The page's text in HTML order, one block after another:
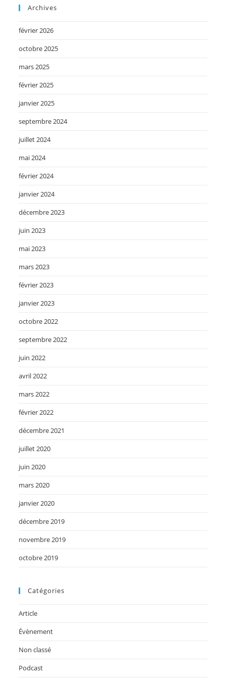
Archives
février 2026
octobre 2025
mars 2025
février 2025
janvier 2025
septembre 2024
juillet 2024
mai 2024
février 2024
janvier 2024
décembre 2023
juin 2023
mai 2023
mars 2023
février 2023
janvier 2023
octobre 2022
septembre 2022
juin 2022
avril 2022
mars 2022
février 2022
décembre 2021
juillet 2020
juin 2020
mars 2020
janvier 2020
décembre 2019
novembre 2019
octobre 2019
Catégories
Article
Évènement
Non classé
Podcast